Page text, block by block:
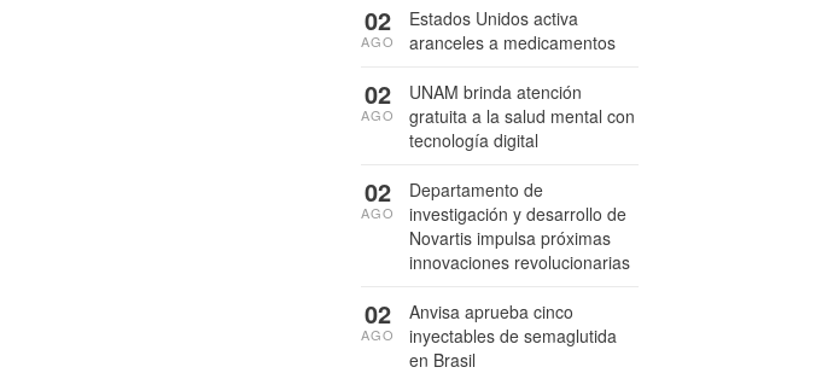
Estados Unidos activa
aranceles a medicamentos
02
AGO
UNAM brinda atención
gratuita a la salud mental con
tecnología digital
02
AGO
Departamento de
investigación y desarrollo de
Novartis impulsa próximas
innovaciones revolucionarias
02
AGO
Anvisa aprueba cinco
inyectables de semaglutida
en Brasil
02
AGO